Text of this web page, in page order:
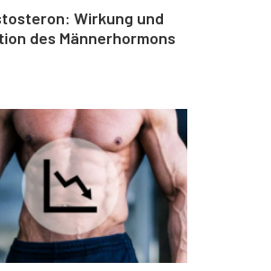
Wirkung und
des Männerhormons